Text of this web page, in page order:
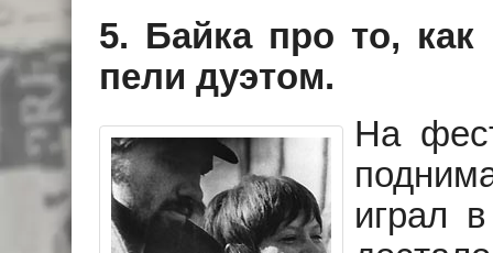
5. Байка про то,
пели дуэтом.
На
играл